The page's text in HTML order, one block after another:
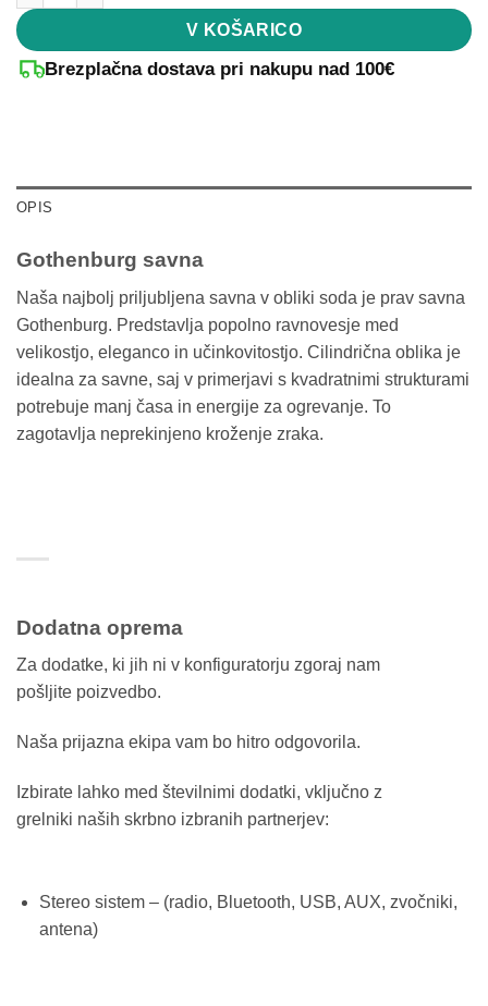
V KOŠARICO
Brezplačna dostava pri nakupu nad 100€
OPIS
Gothenburg savna
Naša najbolj priljubljena savna v obliki soda je prav savna
Gothenburg. Predstavlja popolno ravnovesje med
velikostjo, eleganco in učinkovitostjo. Cilindrična oblika je
idealna za savne, saj v primerjavi s kvadratnimi strukturami
potrebuje manj časa in energije za ogrevanje. To
zagotavlja neprekinjeno kroženje zraka.
Dodatna oprema
Za dodatke, ki jih ni v konfiguratorju zgoraj nam
pošljite poizvedbo.
Naša prijazna ekipa vam bo hitro odgovorila.
Izbirate lahko med številnimi dodatki, vključno z
grelniki naših skrbno izbranih partnerjev:
Stereo sistem – (radio, Bluetooth, USB, AUX, zvočniki,
antena)